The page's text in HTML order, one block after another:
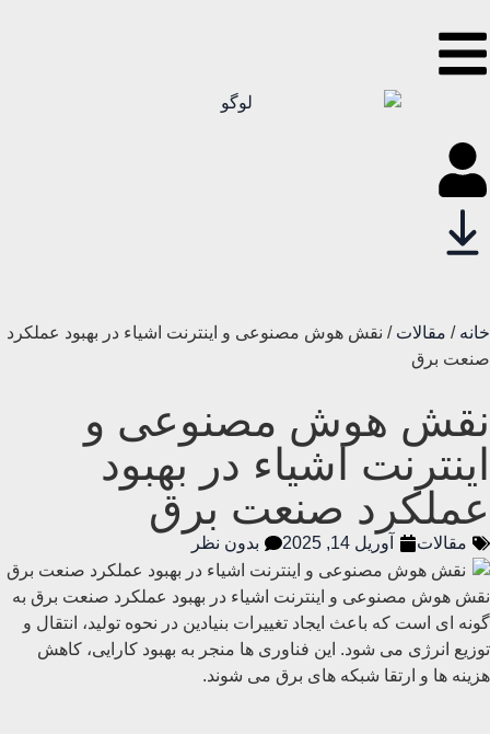
خانه / مقالات / نقش هوش مصنوعی و اینترنت اشیاء در بهبود عملکرد
صنعت برق
نقش هوش مصنوعی و
اینترنت اشیاء در بهبود
عملکرد صنعت برق
مقالات آوریل 14, 2025 بدون نظر
نقش هوش مصنوعی و اینترنت اشیاء در بهبود عملکرد صنعت برق به
گونه ای است که باعث ایجاد تغییرات بنیادین در نحوه تولید، انتقال و
توزیع انرژی می شود. این فناوری ‌ها منجر به بهبود کارایی، کاهش
هزینه‌ ها و ارتقا شبکه های برق می ‌شوند.